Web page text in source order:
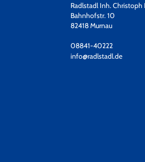
Radlstadl Inh. Christoph
Bahnhofstr. 10
82418 Murnau
08841-40222
info@radlstadl.de